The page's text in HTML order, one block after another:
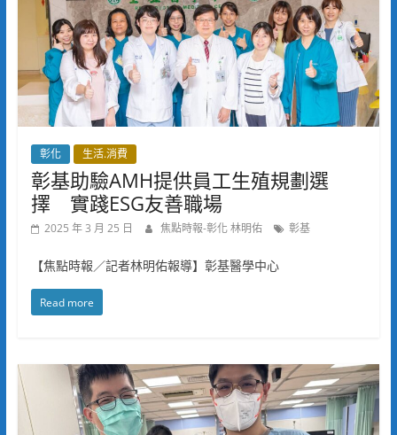
彰化 生活.消費
彰基助驗AMH提供員工生殖規劃選
擇 實踐ESG友善職場
2025 年 3 月 25 日 焦點時報-彰化 林明佑 彰基
【焦點時報／記者林明佑報導】彰基醫學中心
Read more